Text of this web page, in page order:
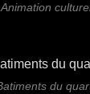
Animation
du